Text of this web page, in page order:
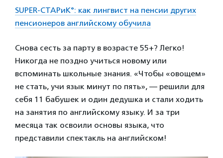
SUPER-СТАРиК°: как лингвист на пенсии других
пенсионеров английскому обучила
Снова сесть за парту в возрасте 55+? Легко!
Никогда не поздно учиться новому или
вспоминать школьные знания. «Чтобы «овощем»
не стать, учи язык минут по пять», — решили для
себя 11 бабушек и один дедушка и стали ходить
на занятия по английскому языку. И за три
месяца так освоили основы языка, что
представили спектакль на английском!